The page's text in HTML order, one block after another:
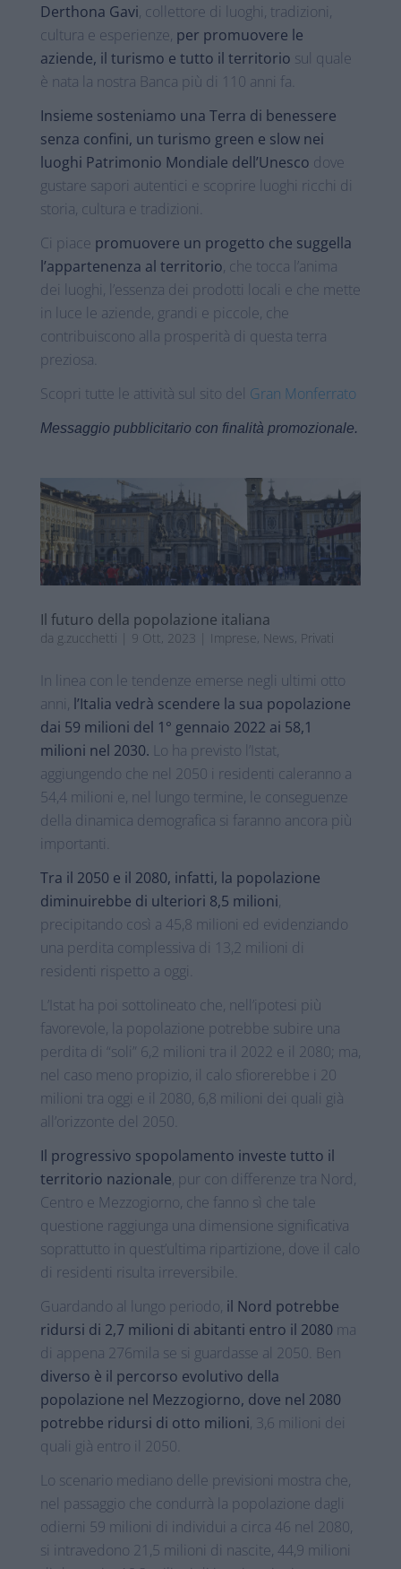
Derthona Gavi, collettore di luoghi, tradizioni,
cultura e esperienze, per promuovere le
aziende, il turismo e tutto il territorio sul quale
è nata la nostra Banca più di 110 anni fa.
Insieme sosteniamo una Terra di benessere
senza confini, un turismo green e slow nei
luoghi Patrimonio Mondiale dell’Unesco dove
gustare sapori autentici e scoprire luoghi ricchi di
storia, cultura e tradizioni.
Ci piace promuovere un progetto che suggella
l’appartenenza al territorio, che tocca l’anima
dei luoghi, l’essenza dei prodotti locali e che mette
in luce le aziende, grandi e piccole, che
contribuiscono alla prosperità di questa terra
preziosa.
Scopri tutte le attività sul sito del Gran Monferrato
Messaggio pubblicitario con finalità promozionale.
Il futuro della popolazione italiana
da g.zucchetti 9 Ott, 2023 Imprese, News, Privati
In linea con le tendenze emerse negli ultimi otto
anni, l’Italia vedrà scendere la sua popolazione
dai 59 milioni del 1° gennaio 2022 ai 58,1
milioni nel 2030. Lo ha previsto l’Istat,
aggiungendo che nel 2050 i residenti caleranno a
54,4 milioni e, nel lungo termine, le conseguenze
della dinamica demografica si faranno ancora più
importanti.
Tra il 2050 e il 2080, infatti, la popolazione
diminuirebbe di ulteriori 8,5 milioni,
precipitando così a 45,8 milioni ed evidenziando
una perdita complessiva di 13,2 milioni di
residenti rispetto a oggi.
L’Istat ha poi sottolineato che, nell’ipotesi più
favorevole, la popolazione potrebbe subire una
perdita di “soli” 6,2 milioni tra il 2022 e il 2080; ma,
nel caso meno propizio, il calo sfiorerebbe i 20
milioni tra oggi e il 2080, 6,8 milioni dei quali già
all’orizzonte del 2050.
Il progressivo spopolamento investe tutto il
territorio nazionale, pur con differenze tra Nord,
Centro e Mezzogiorno, che fanno sì che tale
questione raggiunga una dimensione significativa
soprattutto in quest’ultima ripartizione, dove il calo
di residenti risulta irreversibile.
Guardando al lungo periodo, il Nord potrebbe
ridursi di 2,7 milioni di abitanti entro il 2080 ma
di appena 276mila se si guardasse al 2050. Ben
diverso è il percorso evolutivo della
popolazione nel Mezzogiorno, dove nel 2080
potrebbe ridursi di otto milioni, 3,6 milioni dei
quali già entro il 2050.
Lo scenario mediano delle previsioni mostra che,
nel passaggio che condurrà la popolazione dagli
odierni 59 milioni di individui a circa 46 nel 2080,
si intravedono 21,5 milioni di nascite, 44,9 milioni